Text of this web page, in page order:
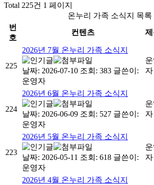
Total 225건 1 페이지
온누리 가족 소식지 목록
번
호
컨텐츠
225
2026년 7월 온누리 가족 소식지
날짜: 2026-07-10 조회: 383 글쓴이:
운영자
자
224
2026년 6월 온누리 가족 소식지
날짜: 2026-06-09 조회: 527 글쓴이:
운영자
자
223
2026년 5월 온누리 가족 소식지
날짜: 2026-05-11 조회: 618 글쓴이:
운영자
자
2026년 4월 온누리 가족 소식지